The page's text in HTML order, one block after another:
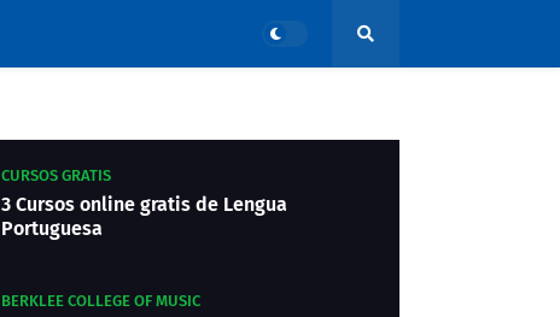
CURSOS GRATIS
3 Cursos online gratis de Lengua
Portuguesa
BERKLEE COLLEGE OF MUSIC